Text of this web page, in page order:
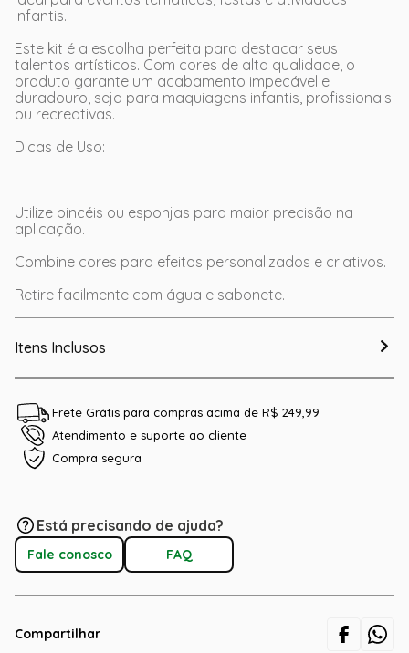
infantis.
Este kit é a escolha perfeita para destacar seus
talentos artísticos. Com cores de alta qualidade, o
produto garante um acabamento impecável e
duradouro, seja para maquiagens infantis, profissionais
ou recreativas.
Dicas de Uso:
Utilize pincéis ou esponjas para maior precisão na
aplicação.
Combine cores para efeitos personalizados e criativos.
Retire facilmente com água e sabonete.
Itens Inclusos
Frete Grátis para compras acima de R$ 249,99
Atendimento e suporte ao cliente
Compra segura
Está precisando de ajuda?
Fale conosco FAQ
Compartilhar